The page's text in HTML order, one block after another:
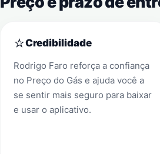
⭐Credibilidade
Rodrigo Faro reforça a confiança
no Preço do Gás e ajuda você a
se sentir mais seguro para baixar
e usar o aplicativo.